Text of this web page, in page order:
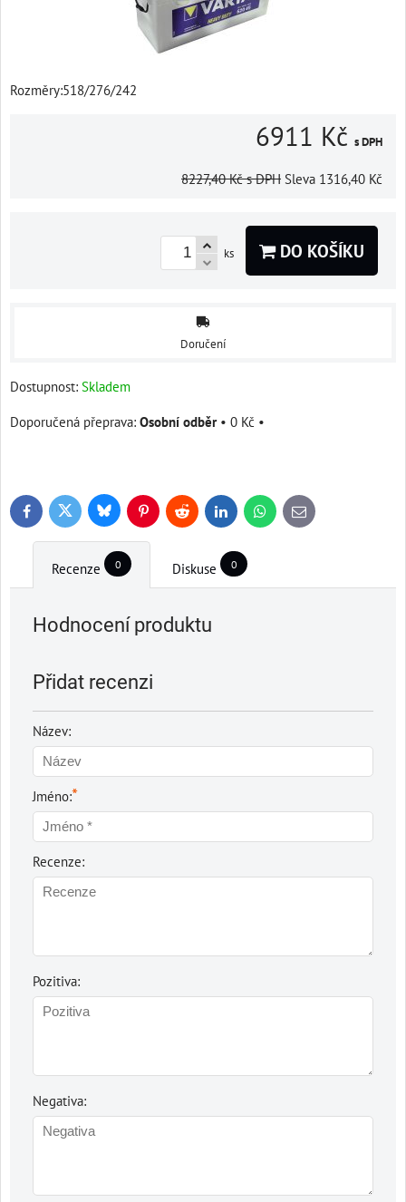
Rozměry:518/276/242
6911 Kč s DPH
8227,40 Kč s DPH Sleva 1316,40 Kč
ks DO KOŠÍKU
Doručení
Dostupnost: Skladem
Osobní odběr • 0 Kč •
FacebookTwitter BlueskyPinterestReddit LinkedInWhatsApp
E-
mail
Recenze 0 Diskuse 0
Hodnocení produktu
Přidat recenzi
Název:
Jméno:*
Recenze:
Pozitiva:
Negativa: